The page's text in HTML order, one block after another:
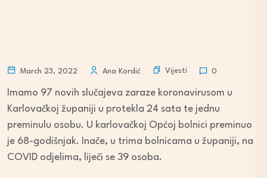
March 23, 2022 Ana Kordić Vijesti 0
Imamo 97 novih slučajeva zaraze koronavirusom u
Karlovačkoj županiji u protekla 24 sata te jednu
preminulu osobu. U karlovačkoj Općoj bolnici preminuo
je 68-godišnjak. Inače, u trima bolnicama u županiji, na
COVID odjelima, liječi se 39 osoba.